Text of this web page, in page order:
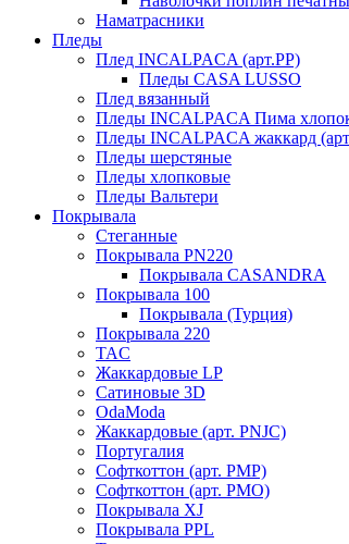
Наматрасники
Пледы
Плед INCALPACA (арт.PP)
Пледы CASA LUSSO
Плед вязанный
Пледы INCALPACA Пима
Пледы INCALPACA жаккард
Пледы шерстяные
Пледы хлопковые
Пледы Вальтери
Покрывала
Стеганные
Покрывала PN220
Покрывала CASANDRA
Покрывала 100
Покрывала (Турция)
Покрывала 220
TAC
Жаккардовые LP
Сатиновые 3D
OdaModa
Жаккардовые (арт. PNJC)
Португалия
Софткоттон (арт. PMP)
Софткоттон (арт. PMO)
Покрывала XJ
Покрывала PPL